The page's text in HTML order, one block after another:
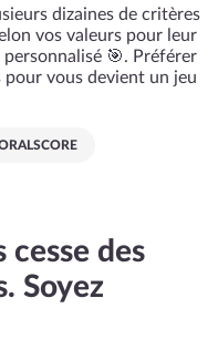
dizaines de critères
vos valeurs pour leur
🎯. Préférer
pour vous devient un jeu
cesse des
Soyez